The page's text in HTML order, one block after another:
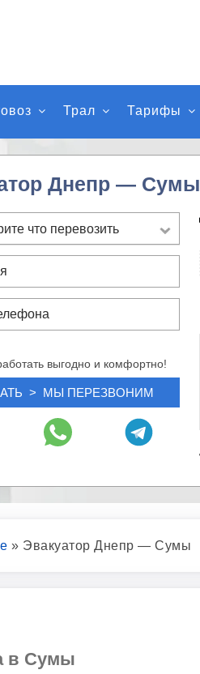
к
п
о
й
у
Трал Тарифы
Днепр — Сумы
что перевозить
выгодно и комфортно!
» Эвакуатор Днепр — Сумы
в Сумы